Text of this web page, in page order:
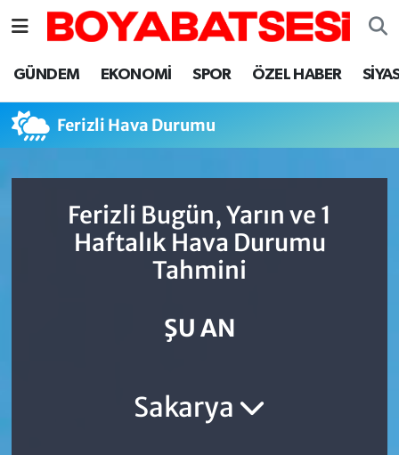
GÜNDEM EKONOMİ SPOR ÖZEL HABER
Ferizli Hava Durumu
Ferizli Bugün, Yarın ve 1
Haftalık Hava Durumu
Tahmini
ŞU AN
Sakarya
Sinop Nöbetçi Eczaneler
Sinop Hava Durumu
Sinop Trafik Yoğunluk Haritası
Süper Lig Puan Durumu ve Fikstür
Son Dakika Haberleri